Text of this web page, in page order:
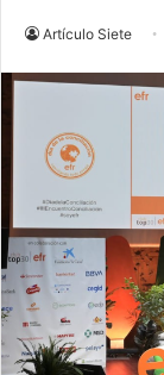
Artículo Siete